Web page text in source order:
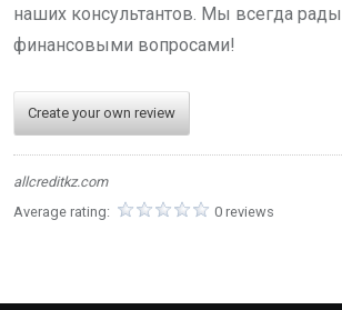
наших консультантов. Мы всегда
финансовыми вопросами!
Create your own review
allcreditkz.com
Average rating:
0 reviews